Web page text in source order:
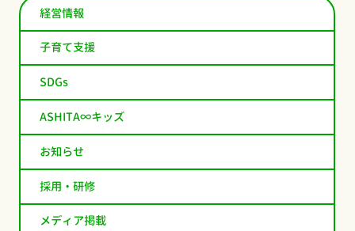
経営情報
子育て支援
SDGs
ASHITA∞キッズ
お知らせ
採用・研修
メディア掲載